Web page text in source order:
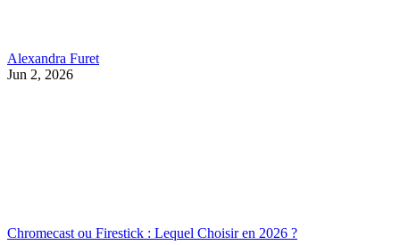
Alexandra Furet
Jun 2, 2026
Chromecast ou Firestick : Lequel Choisir en 2026 ?